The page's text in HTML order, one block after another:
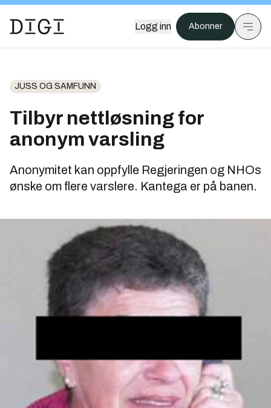
Logg inn Abonner
JUSS OG SAMFUNN
Tilbyr nettløsning for
anonym varsling
Anonymitet kan oppfylle Regjeringen og NHOs
ønske om flere varslere. Kantega er på banen.